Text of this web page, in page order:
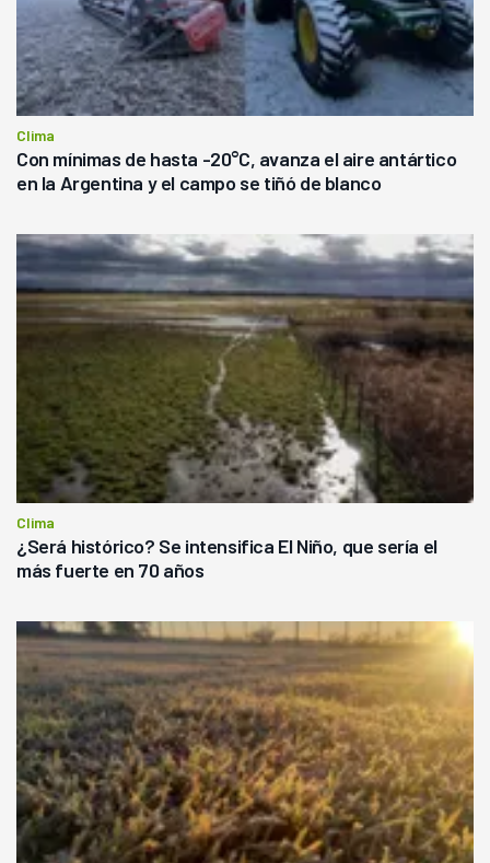
Clima
Con mínimas de hasta -20°C, avanza el aire antártico
en la Argentina y el campo se tiñó de blanco
Clima
¿Será histórico? Se intensifica El Niño, que sería el
más fuerte en 70 años